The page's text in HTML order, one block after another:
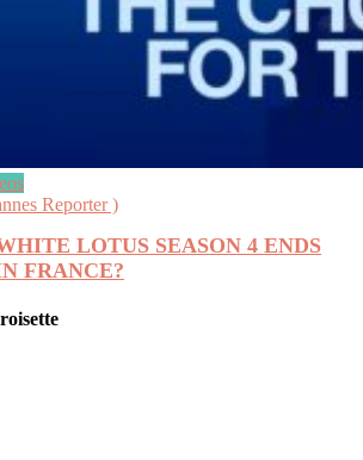
Reporter )
LOTUS SEASON 4 ENDS
FRANCE?